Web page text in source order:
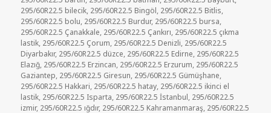
295/60R22.5 bilecik, 295/60R22.5 Bingöl, 295/60R22.5 Bitlis,
295/60R22.5 bolu, 295/60R22.5 Burdur, 295/60R22.5 bursa,
295/60R22.5 Çanakkale, 295/60R22.5 Çankırı, 295/60R22.5 çıkma
lastik, 295/60R22.5 Çorum, 295/60R22.5 Denizli, 295/60R22.5
Diyarbakır, 295/60R22.5 düzce, 295/60R22.5 Edirne, 295/60R22.5
Elazığ, 295/60R22.5 Erzincan, 295/60R22.5 Erzurum, 295/60R22.5
Gaziantep, 295/60R22.5 Giresun, 295/60R22.5 Gümüşhane,
295/60R22.5 Hakkari, 295/60R22.5 hatay, 295/60R22.5 ikinci el
lastik, 295/60R22.5 Isparta, 295/60R22.5 İstanbul, 295/60R22.5
izmir, 295/60R22.5 ığdır, 295/60R22.5 Kahramanmaraş, 295/60R22.5